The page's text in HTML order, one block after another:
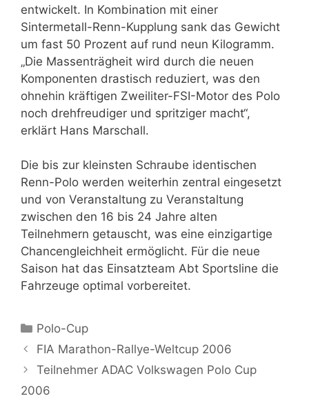
entwickelt. In Kombination mit einer
Sintermetall-Renn-Kupplung sank das Gewicht
um fast 50 Prozent auf rund neun Kilogramm.
„Die Massenträgheit wird durch die neuen
Komponenten drastisch reduziert, was den
ohnehin kräftigen Zweiliter-FSI-Motor des Polo
noch drehfreudiger und spritziger macht“,
erklärt Hans Marschall.
Die bis zur kleinsten Schraube identischen
Renn-Polo werden weiterhin zentral eingesetzt
und von Veranstaltung zu Veranstaltung
zwischen den 16 bis 24 Jahre alten
Teilnehmern getauscht, was eine einzigartige
Chancengleichheit ermöglicht. Für die neue
Saison hat das Einsatzteam Abt Sportsline die
Fahrzeuge optimal vorbereitet.
Kategorien
Polo-Cup
FIA Marathon-Rallye-Weltcup 2006
Teilnehmer ADAC Volkswagen Polo Cup
2006